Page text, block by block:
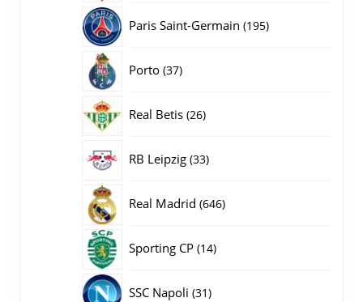
Paris Saint-Germain 195195
Porto 3737
Real Betis 2626
RB Leipzig 3333
Real Madrid 646646
Sporting CP 1414
SSC Napoli 3131